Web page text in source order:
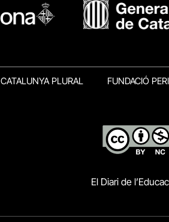
CATALUNYA PLURAL FUNDACIÓ
El Diari de